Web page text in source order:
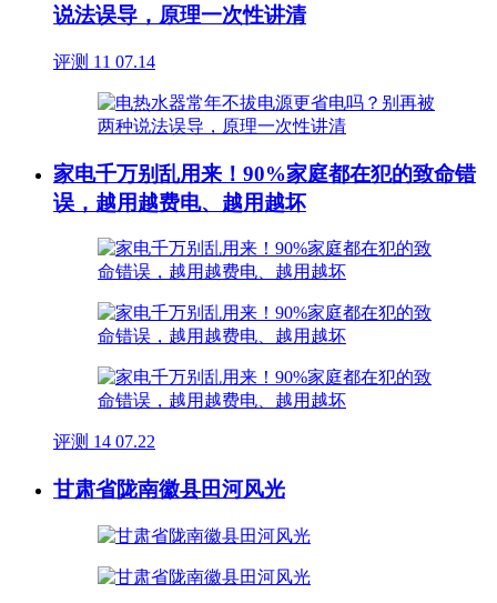
说法误导，原理一次性讲清
评测 11 07.14
家电千万别乱用来！90%家庭都在犯的致命错
误，越用越费电、越用越坏
评测 14 07.22
甘肃省陇南徽县田河风光